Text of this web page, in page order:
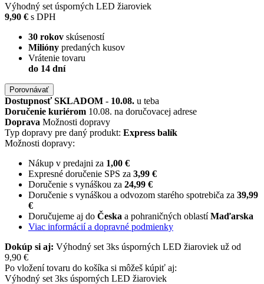
Výhodný set úsporných LED žiaroviek
9,90 € s DPH
30 rokov skúseností
Milióny predaných kusov
Vrátenie tovaru
do 14 dní
Porovnávať
DostupnosťSKLADOM - 10.08. u teba
Doručenie kuriérom 10.08. na doručovacej adrese
Doprava Možnosti dopravy
Typ dopravy pre daný produkt: Express balík
Možnosti dopravy:
Nákup v predajni za 1,00 €
Expresné doručenie SPS za 3,99 €
Doručenie s vynáškou za 24,99 €
Doručenie s vynáškou a odvozom starého spotrebiča za 39,99
€
Doručujeme aj do Česka a pohraničných oblastíMaďarska
Viac informácií a dopravné podmienky
Dokúp si aj: Výhodný set 3ks úsporných LED žiaroviek už od
9,90 €
Po vložení tovaru do košíka si môžeš kúpiť aj:
Výhodný set 3ks úsporných LED žiaroviek